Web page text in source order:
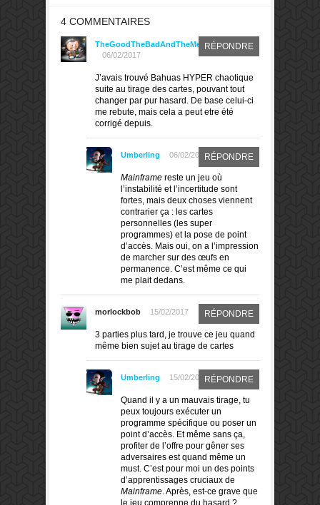
4 COMMENTAIRES
TheGoodTheBadAndTheMeeple
06/02/2017
RÉPONDRE
J’avais trouvé Bahuas HYPER chaotique
suite au tirage des cartes, pouvant tout
changer par pur hasard. De base celui-ci
me rebute, mais cela a peut etre été
corrigé depuis.
Umberling 06/02/2017RÉPONDRE
Mainframe reste un jeu où
l’instabilité et l’incertitude sont
fortes, mais deux choses viennent
contrarier ça : les cartes
personnelles (les super
programmes) et la pose de point
d’accès. Mais oui, on a l’impression
de marcher sur des œufs en
permanence. C’est même ce qui
me plait dedans.
morlockbob 15/02/2017 RÉPONDRE
3 parties plus tard, je trouve ce jeu quand
même bien sujet au tirage de cartes
Umberling 15/02/2017RÉPONDRE
Quand il y a un mauvais tirage, tu
peux toujours exécuter un
programme spécifique ou poser un
point d’accès. Et même sans ça,
profiter de l’offre pour gêner ses
adversaires est quand même un
must. C’est pour moi un des points
d’apprentissages cruciaux de
Mainframe. Après, est-ce grave que